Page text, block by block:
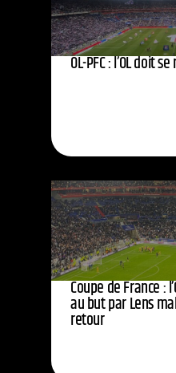
OL-PFC : l’OL doit
Coupe de France :
au but par Lens
retour